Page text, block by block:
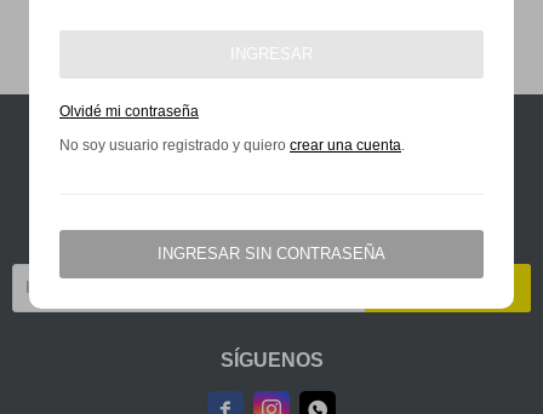
INGRESAR
Olvidé mi contraseña
No soy usuario registrado y quiero crear una cuenta.
INGRESAR SIN CONTRASEÑA
SÍGUENOS
  
KÄRCHER TE INFORMA
mejores promociones